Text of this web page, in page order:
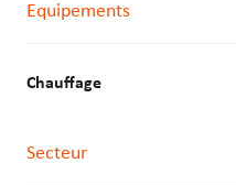
Equipements
Chauffage
Secteur